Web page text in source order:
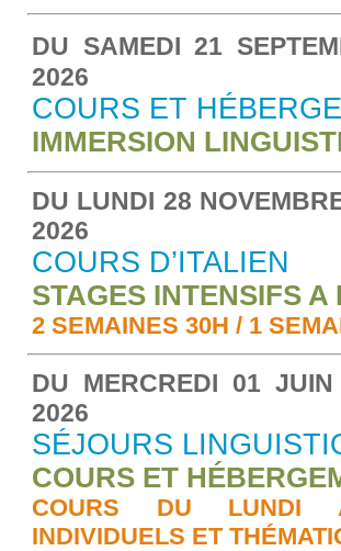
DU SAMEDI 21
2026
COURS ET
IMMERSION
DU LUNDI 28
2026
COURS D’ITALIEN
STAGES INTENSIFS A
2 SEMAINES 30H / 1
DU MERCREDI 01
2026
SÉJOURS
COURS ET
COURS DU LUNDI
INDIVIDUELS ET